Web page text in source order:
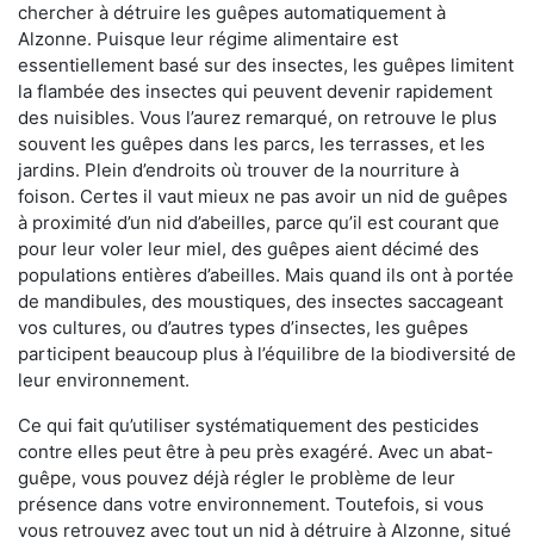
chercher à détruire les guêpes automatiquement à
Alzonne. Puisque leur régime alimentaire est
essentiellement basé sur des insectes, les guêpes limitent
la flambée des insectes qui peuvent devenir rapidement
des nuisibles. Vous l’aurez remarqué, on retrouve le plus
souvent les guêpes dans les parcs, les terrasses, et les
jardins. Plein d’endroits où trouver de la nourriture à
foison. Certes il vaut mieux ne pas avoir un nid de guêpes
à proximité d’un nid d’abeilles, parce qu’il est courant que
pour leur voler leur miel, des guêpes aient décimé des
populations entières d’abeilles. Mais quand ils ont à portée
de mandibules, des moustiques, des insectes saccageant
vos cultures, ou d’autres types d’insectes, les guêpes
participent beaucoup plus à l’équilibre de la biodiversité de
leur environnement.
Ce qui fait qu’utiliser systématiquement des pesticides
contre elles peut être à peu près exagéré. Avec un abat-
guêpe, vous pouvez déjà régler le problème de leur
présence dans votre environnement. Toutefois, si vous
vous retrouvez avec tout un nid à détruire à Alzonne, situé